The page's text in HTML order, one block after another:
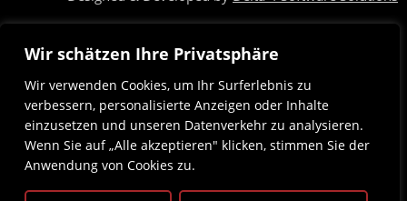
Wir schätzen Ihre Privatsphäre
Wir verwenden Cookies, um Ihr Surferlebnis zu
verbessern, personalisierte Anzeigen oder Inhalte
einzusetzen und unseren Datenverkehr zu analysieren.
Wenn Sie auf „Alle akzeptieren" klicken, stimmen Sie der
Anwendung von Cookies zu.
Deutsch Magyar(Ungarisch